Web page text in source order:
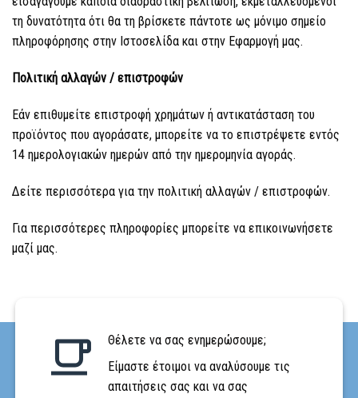
τη δυνατότητα ότι θα τη βρίσκετε πάντοτε ως μόνιμο σημείο
πληροφόρησης στην Ιστοσελίδα και στην Εφαρμογή μας.
Πολιτική αλλαγών / επιστροφών
Εάν επιθυμείτε επιστροφή χρημάτων ή αντικατάσταση του
προϊόντος που αγοράσατε, μπορείτε να το επιστρέψετε εντός
14 ημερολογιακών ημερών από την ημερομηνία αγοράς.
Δείτε περισσότερα για την πολιτική αλλαγών / επιστροφών.
Για περισσότερες πληροφορίες μπορείτε να επικοινωνήσετε
μαζί μας.
Θέλετε να σας ενημερώσουμε;
Είμαστε έτοιμοι να αναλύσουμε τις
απαιτήσεις σας και να σας